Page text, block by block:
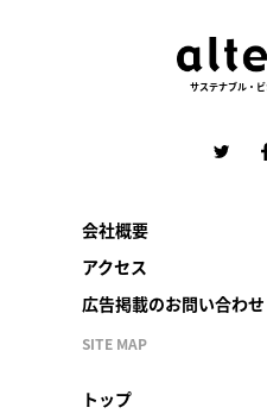
サステナブル・
会社概要
アクセス
広告掲載のお問い合わせ
SITE MAP
トップ